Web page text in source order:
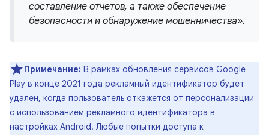
составление отчетов, а также обеспечение
безопасности и обнаружение мошенничества».
Примечание: В рамках обновления сервисов Google
Play в конце 2021 года рекламный идентификатор будет
удален, когда пользователь откажется от персонализации
с использованием рекламного идентификатора в
настройках Android. Любые попытки доступа к